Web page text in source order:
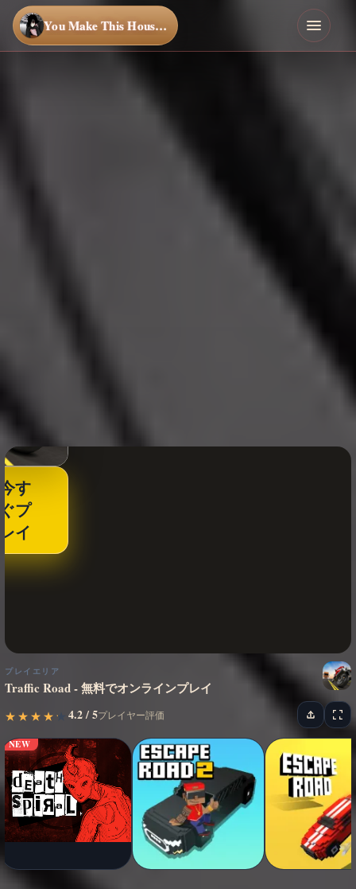
You Make This House a Home
今す
ぐプ
レイ
プレイエリア
Traffic Road - 無料でオンラインプレイ
★
★ ★
★ ★
★ ★
★ ★★ 4.2 / 5プレイヤー評価
NEW